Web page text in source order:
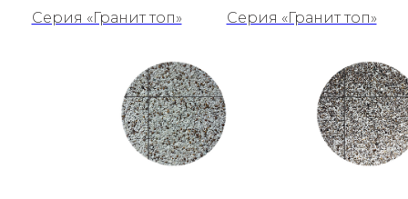
Серия «Гранит топ» Серия «Гранит топ»